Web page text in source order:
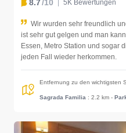
8.7/10 5K Bewertungen
Wir wurden sehr freundlich
ist sehr gut gelgen und man
Essen, Metro Station und sogar
jeden Fall wieder herkommen.
Entfernung zu den wichtigsten
Sagrada Familia : 2.2 km -